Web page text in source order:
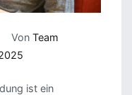
VonTeam
ist ein